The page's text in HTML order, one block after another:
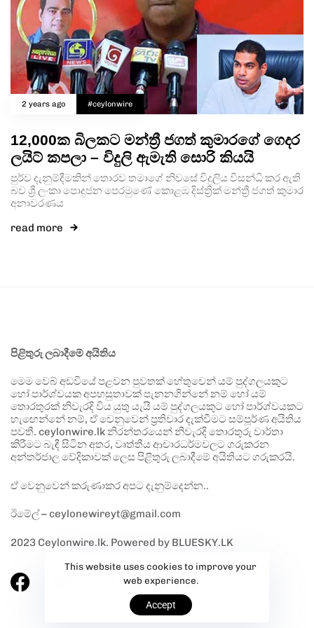
2 years ago #ceylonwire
12,000ක බිලකට මන්ත්‍රී ජගත් කුමාරගේ ගෙදර
ලයිට් කපලා – විදුලි ඇමැති සොරි කියයි
පුර්ව දැනුම්දීමකින් තොරව තමාගේ නිවසේ විදුලිය විසන්ධි කර ඇති
බව ශ්‍රී ලංකා පොදුජන පෙරමුණේ කොළඹ දිස්ත්‍රික් මන්ත්‍රී ජගත් කුමාර
අනාවරණය
read more
පිළිතුරු ලබාදීමේ අයිතිය
මෙම වෙබ් අඩවියේ පළවන පුවතක් හේතුවෙන් යම් පුද්ගලයකුට
හෝ පාර්ශ්වයක අපහසුතාවක් පැනනගින්නේ නම් හෝ යම්
තොරතුරක් නිවැරදි විය යුතු යැයි යම් පුද්ගලයකුට හෝ පාර්ශ්වයකට
හැඟෙන්නේ නම්, ඒ වෙනුවෙන් ප්‍රතිචාර දැක්වීමට සම්පූර්ණ අයිතිය
පවතී. ceylonwire.lk නිරන්තරයෙන් නිවැරදි තොරතුරු වාර්තා
කිරීමට බැඳී සිටින අතර, වෘත්තීය ආචාරධර්මවලට ගරුකරන
අන්තර්ජාල වේදිකාවක් ලෙස පිළිතුරු ලබාදීමේ අයිතියට ගරුකරයි.
ඒ වෙනුවෙන් කරුණාකර අපට දැනුම්දෙන්න..
ඊමේල් – ceylonewireyt@gmail.com
2023 Ceylonwire.lk. Powered by BLUESKY.LK
This website uses cookies to improve your
web experience.
Accept